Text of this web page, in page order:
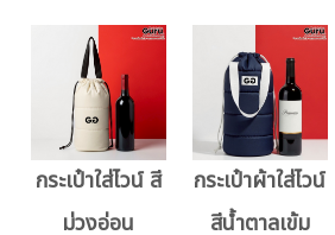
กระเป๋าใส่ไวน์ สี
ม่วงอ่อน
กระเป๋าผ้าใส่ไวน์
สีน้ำตาลเข้ม